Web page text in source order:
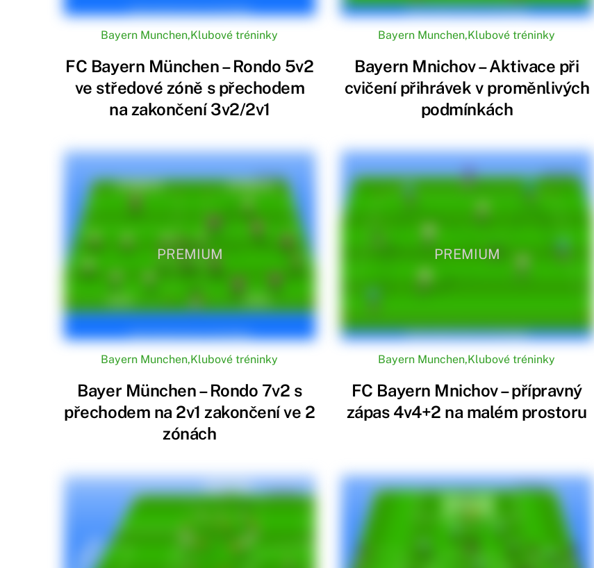
Bayern Munchen,Klubové tréninky
FC Bayern München – Rondo 5v2
ve středové zóně s přechodem
na zakončení 3v2/2v1
Bayern Munchen,Klubové tréninky
Bayern Mnichov – Aktivace při
cvičení přihrávek v proměnlivých
podmínkách
PREMIUM
Bayern Munchen,Klubové tréninky
Bayer München – Rondo 7v2 s
přechodem na 2v1 zakončení ve 2
zónách
PREMIUM
Bayern Munchen,Klubové tréninky
FC Bayern Mnichov – přípravný
zápas 4v4+2 na malém prostoru